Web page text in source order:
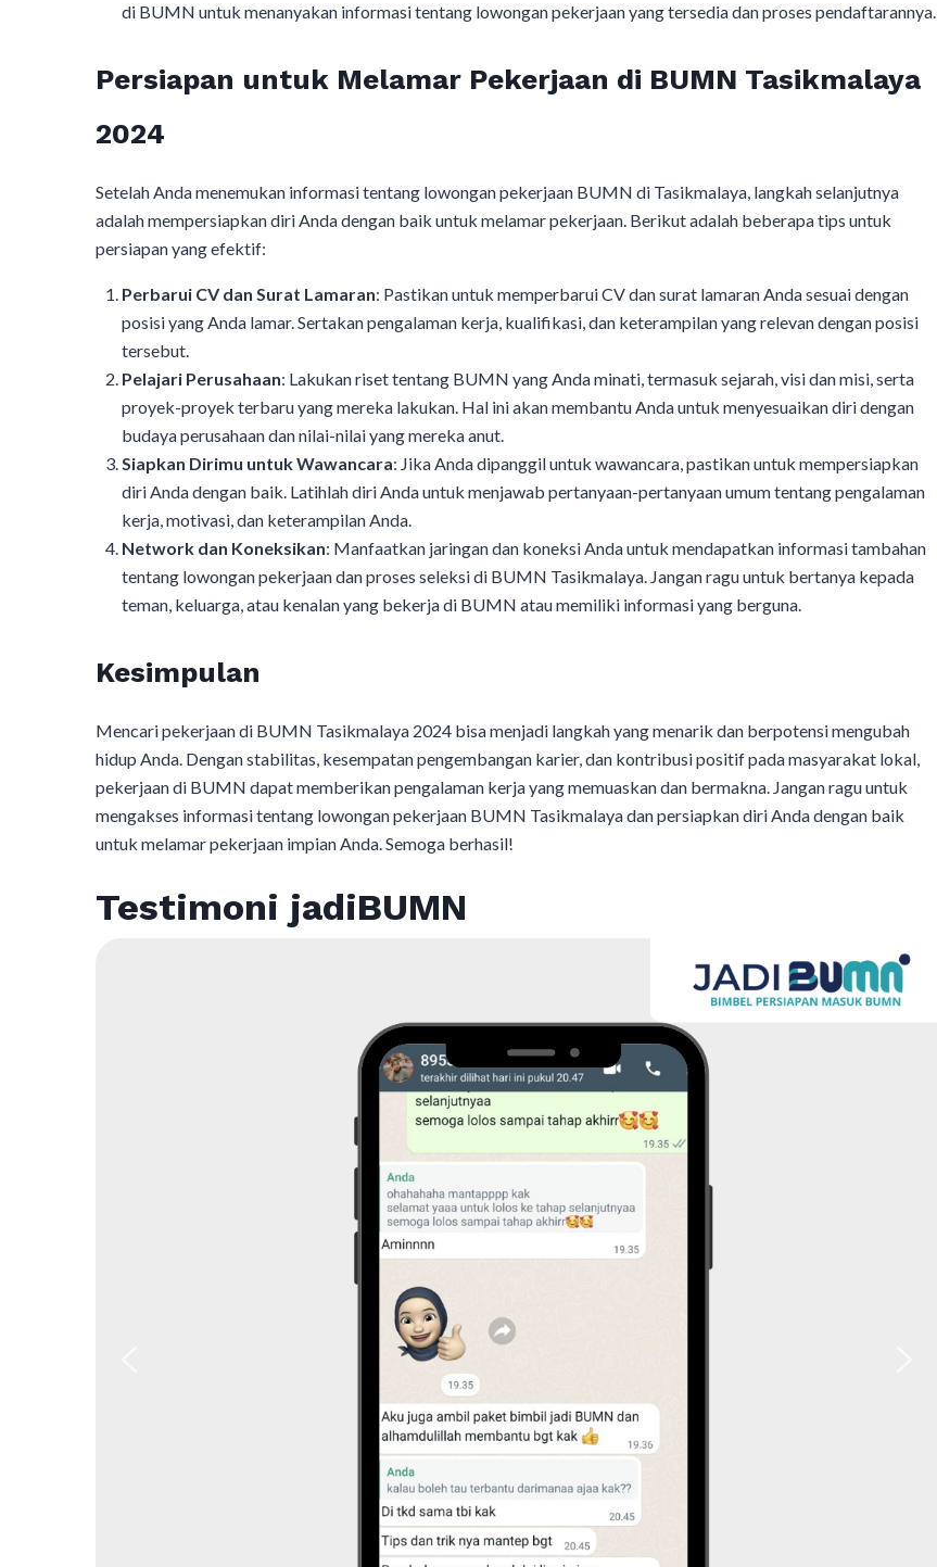
di BUMN untuk menanyakan informasi tentang lowongan pekerjaan yang tersedia dan proses pendaftarannya.
Persiapan untuk Melamar Pekerjaan di BUMN Tasikmalaya
2024
Setelah Anda menemukan informasi tentang lowongan pekerjaan BUMN di Tasikmalaya, langkah selanjutnya
adalah mempersiapkan diri Anda dengan baik untuk melamar pekerjaan. Berikut adalah beberapa tips untuk
persiapan yang efektif:
Perbarui CV dan Surat Lamaran: Pastikan untuk memperbarui CV dan surat lamaran Anda sesuai dengan
posisi yang Anda lamar. Sertakan pengalaman kerja, kualifikasi, dan keterampilan yang relevan dengan posisi
tersebut.
Pelajari Perusahaan: Lakukan riset tentang BUMN yang Anda minati, termasuk sejarah, visi dan misi, serta
proyek-proyek terbaru yang mereka lakukan. Hal ini akan membantu Anda untuk menyesuaikan diri dengan
budaya perusahaan dan nilai-nilai yang mereka anut.
Siapkan Dirimu untuk Wawancara: Jika Anda dipanggil untuk wawancara, pastikan untuk mempersiapkan
diri Anda dengan baik. Latihlah diri Anda untuk menjawab pertanyaan-pertanyaan umum tentang pengalaman
kerja, motivasi, dan keterampilan Anda.
Network dan Koneksikan: Manfaatkan jaringan dan koneksi Anda untuk mendapatkan informasi tambahan
tentang lowongan pekerjaan dan proses seleksi di BUMN Tasikmalaya. Jangan ragu untuk bertanya kepada
teman, keluarga, atau kenalan yang bekerja di BUMN atau memiliki informasi yang berguna.
Kesimpulan
Mencari pekerjaan di BUMN Tasikmalaya 2024 bisa menjadi langkah yang menarik dan berpotensi mengubah
hidup Anda. Dengan stabilitas, kesempatan pengembangan karier, dan kontribusi positif pada masyarakat lokal,
pekerjaan di BUMN dapat memberikan pengalaman kerja yang memuaskan dan bermakna. Jangan ragu untuk
mengakses informasi tentang lowongan pekerjaan BUMN Tasikmalaya dan persiapkan diri Anda dengan baik
untuk melamar pekerjaan impian Anda. Semoga berhasil!
Testimoni jadiBUMN